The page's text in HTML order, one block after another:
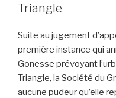
Triangle
Suite au jugement
première instance qui
Gonesse prévoyant
Triangle, la Société du
aucune pudeur qu’elle